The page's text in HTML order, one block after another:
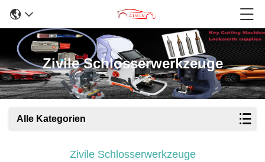
Zivile Schlosserwerkzeuge
Alle Kategorien
Zivile Schlosserwerkzeuge